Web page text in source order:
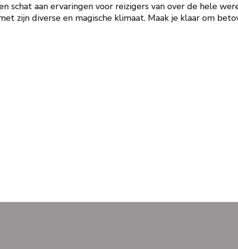
aan ervaringen voor reizigers van over de hele
zijn diverse en magische klimaat. Maak je klaar om